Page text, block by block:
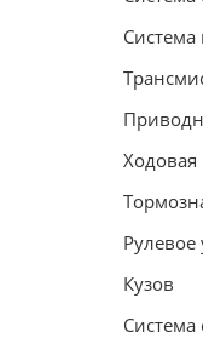
Система
Ходовая
Рулевое
Кузов